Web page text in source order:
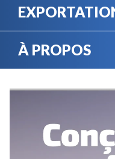
À PROPOS